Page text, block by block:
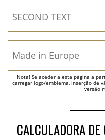
Nota! Se aceder a esta página a
carregar logo/emblema, inserção de
versão
CALCULADORA